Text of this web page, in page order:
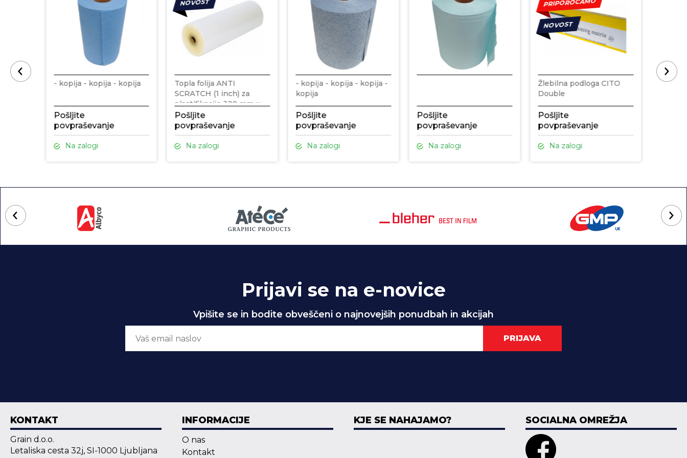
- kopija - kopija - kopija
Pošljite
povpraševanje
Na zalogi
NOVOST
Topla folija ANTI
SCRATCH (1 inch) za
plastifikacijo 320 mm x
250 m
Pošljite
povpraševanje
Na zalogi
- kopija - kopija - kopija -
kopija
Pošljite
povpraševanje
Na zalogi
Pošljite
povpraševanje
Na zalogi
PRIPOROČAMO
NOVOST
Žlebilna podloga CITO
Double
Pošljite
povpraševanje
Na zalogi
Prijavi se na e-novice
Vpišite se in bodite obveščeni o najnovejših ponudbah in akcijah
PRIJAVA
KONTAKT
Grain d.o.o.
Letaliska cesta 32j, SI-1000 Ljubljana
INFORMACIJE
O nas
Kontakt
KJE SE NAHAJAMO? SOCIALNA OMREŽJA